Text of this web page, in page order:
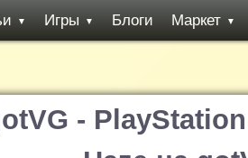
▼ Игры ▼ Блоги Маркет ▼
-